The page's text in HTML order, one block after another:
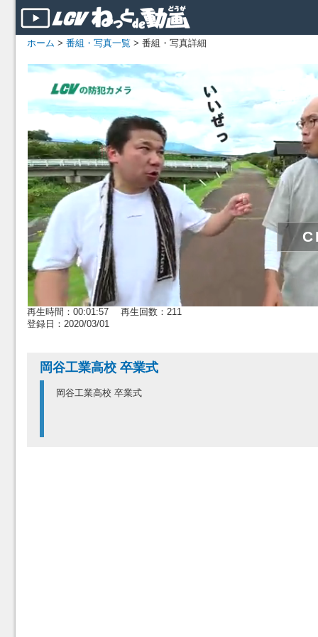
ホーム > 番組・写真一覧 > 番組・写真詳細
再生時間：00:01:57 再生回数：211
登録日：2020/03/01
岡谷工業高校 卒業式
岡谷工業高校 卒業式